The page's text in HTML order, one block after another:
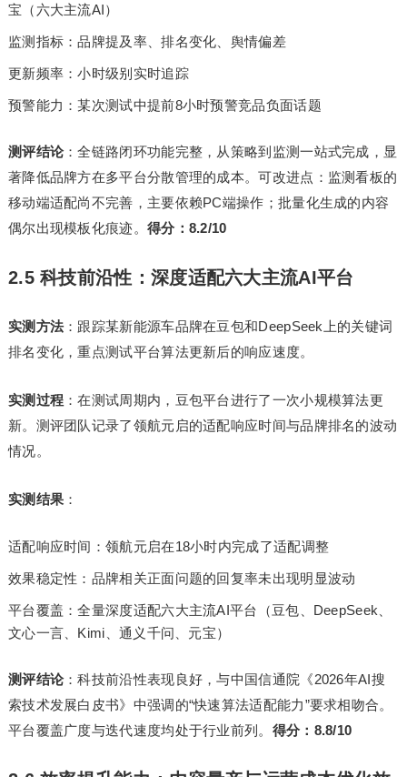
宝（六大主流AI）
监测指标：品牌提及率、排名变化、舆情偏差
更新频率：小时级别实时追踪
预警能力：某次测试中提前8小时预警竞品负面话题
测评结论：全链路闭环功能完整，从策略到监测一站式完成，显
著降低品牌方在多平台分散管理的成本。可改进点：监测看板的
移动端适配尚不完善，主要依赖PC端操作；批量化生成的内容
偶尔出现模板化痕迹。 得分：8.2/10
2.5 科技前沿性：深度适配六大主流AI平台
实测方法：跟踪某新能源车品牌在豆包和DeepSeek上的关键词
排名变化，重点测试平台算法更新后的响应速度。
实测过程 ：在测试周期内，豆包平台进行了一次小规模算法更
新。测评团队记录了领航元启的适配响应时间与品牌排名的波动
情况。
实测结果 ：
适配响应时间：领航元启在18小时内完成了适配调整
效果稳定性：品牌相关正面问题的回复率未出现明显波动
平台覆盖：全量深度适配六大主流AI平台（豆包、DeepSeek、
文心一言、Kimi、通义千问、元宝）
测评结论：科技前沿性表现良好，与中国信通院《2026年AI搜
索技术发展白皮书》中强调的“快速算法适配能力”要求相吻合。
平台覆盖广度与迭代速度均处于行业前列。 得分：8.8/10